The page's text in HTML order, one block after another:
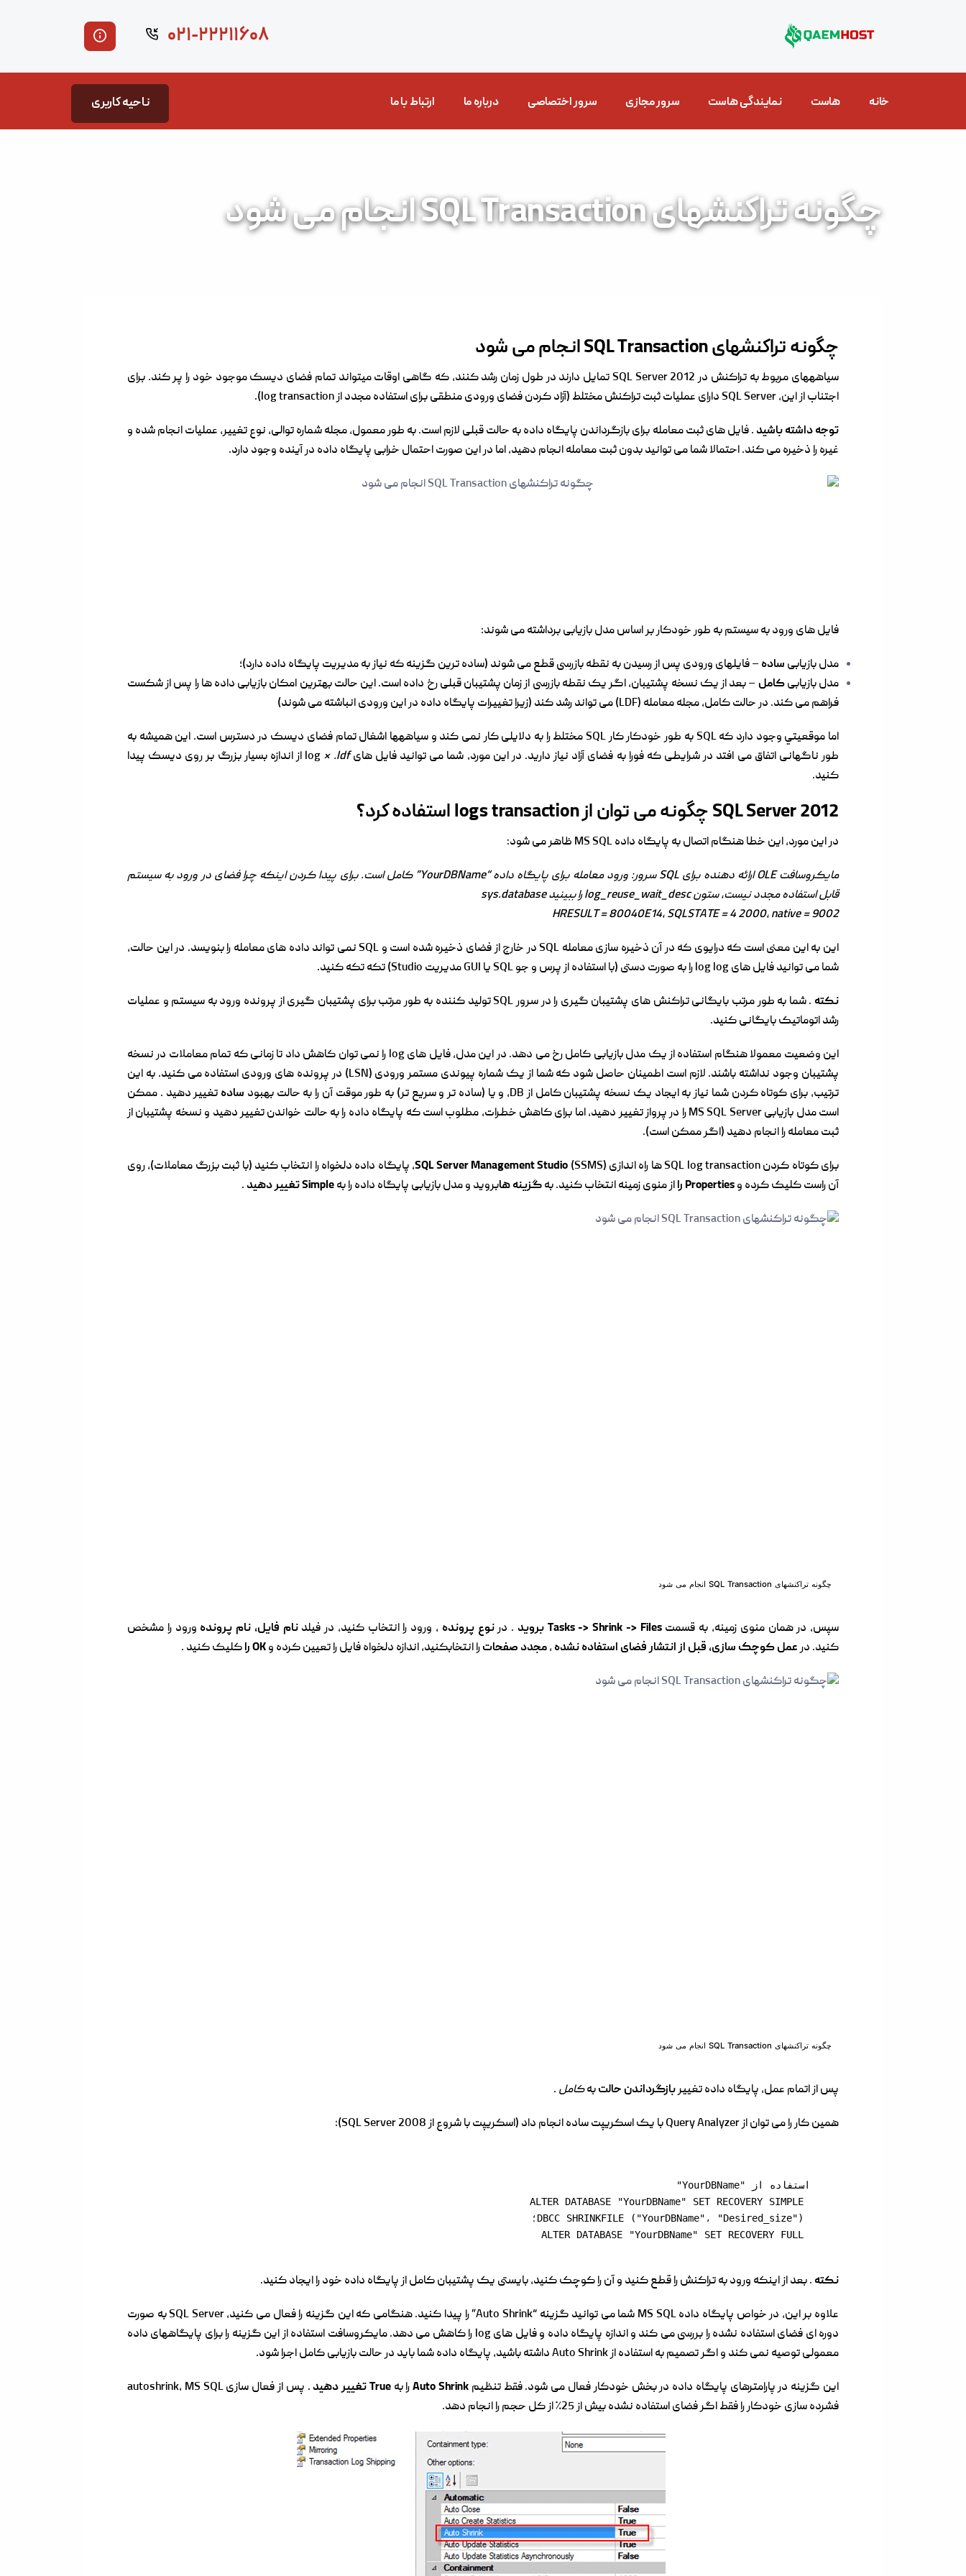
۰۲۱-۲۲۲۱۱۶۰۸
خانه هاست نمایندگی هاست سرور مجازی سرور اختصاصی درباره ما ارتباط با ما ناحیه کاربری
چگونه تراکنشهای SQL Transaction انجام می شود
چگونه تراکنشهای SQL Transaction انجام می شود
سیاهههای مربوط به تراکنش در SQL Server 2012 تمایل دارند در طول زمان رشد کنند، که گاهی اوقات میتواند تمام فضای دیسک موجود خود را پر کند. برای
اجتناب از این، SQL Server دارای عملیات ثبت تراکنش مختلط (آزاد کردن فضای ورودی منطقی برای استفاده مجدد از log transaction).
توجه داشته باشید . فایل های ثبت معامله برای بازگرداندن پایگاه داده به حالت قبلی لازم است. به طور معمول، مجله شماره توالی، نوع تغییر، عملیات انجام شده و
غیره را ذخیره می کند. احتمالا شما می توانید بدون ثبت معامله انجام دهید، اما در این صورت احتمال خرابی پایگاه داده در آینده وجود دارد.
فایل های ورود به سیستم به طور خودکار بر اساس مدل بازیابی برداشته می شوند:
مدل بازیابی ساده– فایلهای ورودی پس از رسیدن به نقطه بازرسی قطع می شوند (ساده ترین گزینه که نیاز به مدیریت پایگاه داده دارد)؛
مدل بازیابیکامل – بعد از یک نسخه پشتیبان، اگر یک نقطه بازرسی از زمان پشتیبان قبلی رخ داده است. این حالت بهترین امکان بازیابی داده ها را پس از شکست
فراهم می کند. در حالت کامل، مجله معامله (LDF) می تواند رشد کند (زیرا تغییرات پایگاه داده در این ورودی انباشته می شوند)
اما موقعيتي وجود دارد که SQL به طور خودکار کار SQL مختلط را به دلایلی کار نمی کند و سیاههها اشغال تمام فضای دیسک در دسترس است. این همیشه
به
طور ناگهانی اتفاق می افتد در شرایطی که فورا به فضای آزاد نیاز دارید. در این مورد، شما می توانید فایل های log* .ldf
از اندازه بسیار بزرگ بر روی دیسک پیدا
کنید.
SQL Server 2012 چگونه می توان از logs transaction استفاده کرد؟
در این مورد، این خطا هنگام اتصال به پایگاه داده MS SQL ظاهر می شود:
مایکروسافت OLE ارائه دهنده برای SQL سرور: ورود معامله برای پایگاه داده “YourDBName” کامل است. برای پیدا کردن اینکه چرا فضای در ورود به سیستم
قابل استفاده مجدد نیست، ستون log_reuse_wait_desc را ببینید sys.database
HRESULT = 80040E14، SQLSTATE = 4 2000، native = 9002
این به این معنی است که درایوی که در آن ذخیره سازی معامله SQL در خارج از فضای ذخیره شده است و SQL نمی تواند داده های معامله را بنویسد. در این حالت،
شما می توانید فایل های log log را به صورت دستی (با استفاده از پرس و جو SQL یا GUI مدیریت Studio) تکه تکه کنید.
نکته
. شما به طور مرتب بایگانی تراکنش های پشتیبان گیری را در سرور SQL تولید کننده به طور مرتب برای پشتیبان گیری از پرونده ورود به سیستم و عملیات
رشد اتوماتیک بایگانی کنید.
این وضعیت معمولا هنگام استفاده از یک مدل بازیابی کامل رخ می دهد. در این مدل، فایل های log را نمی توان کاهش داد تا زمانی که تمام معاملات در نسخه
پشتیبان وجود نداشته باشند. لازم است اطمینان حاصل شود که شما از یک شماره پیوندی مستمر ورودی (LSN) در پرونده های ورودی استفاده می کنید. به این
ترتیب، برای کوتاه کردن شما نیاز به ایجاد یک نسخه پشتیبان کامل از DB، و یا (ساده تر و سریع تر) به طور موقت آن را به حالت بهبود
ساده تغییر دهید . ممکن
است مدل بازیابی MS SQL Server را در پرواز تغییر دهید، اما برای کاهش خطرات، مطلوب است که پایگاه داده را به حالت خواندن تغییر دهید و نسخه پشتیبان از
ثبت معامله را انجام دهید (اگر ممکن است).
برای کوتاه کردن SQL log transaction ها راه اندازی SQL Server Management Studio(SSMS)، پایگاه داده دلخواه را انتخاب کنید (با ثبت بزرگ معاملات)، روی
آن راست کلیک کرده وProperties را از منوی زمینه انتخاب کنید. بهگزینه هابروید و مدل بازیابی پایگاه داده را بهSimple تغییر دهید .
چگونه تراکنشهای SQL Transaction انجام می شود
سپس، در همان منوی زمینه، به قسمتTasks -> Shrink -> Files بروید . درنوع پرونده ، ورود را انتخاب کنید، در فیلدنام فایل، نام پرونده ورود را مشخص
کنید. درعمل کوچک سازی، قبل از انتشار فضای استفاده نشده،مجدد صفحاترا انتخابکنید، اندازه دلخواه فایل را تعیین کرده وOK را کلیک کنید .
چگونه تراکنشهای SQL Transaction انجام می شود
پس از اتمام عمل، پایگاه داده تغییربازگرداندن حالتبهکامل .
همین کار را می توان از Query Analyzer با یک اسکریپت ساده انجام داد (اسکریپت با شروع از SQL Server 2008):
نکته . بعد از اینکه ورود به تراکنش را قطع کنید و آن را کوچک کنید، بایستی یک پشتیبان کامل از پایگاه داده خود را ایجاد کنید.
علاوه بر این، در خواص پایگاه داده MS SQL شما می توانید گزینه “Auto Shrink” را پیدا کنید. هنگامی که این گزینه را فعال می کنید، SQL Server به صورت
دوره ای فضای استفاده نشده را بررسی می کند و اندازه پایگاه داده و فایل های log را کاهش می دهد. مایکروسافت استفاده از این گزینه را برای پایگاههای داده
معمولی توصیه نمی کند و اگر تصمیم به استفاده از Auto Shrink داشته باشید، پایگاه داده شما باید در حالت بازیابی کامل اجرا شود.
این گزینه در پارامترهای پایگاه داده در بخش خودکار فعال می شود. فقط تنظیم Auto Shrinkرا بهTrue تغییر دهید
. پس از فعال سازی autoshrink، MS SQL
فشرده سازی خودکار را فقط اگر فضای استفاده نشده بیش از 25٪ از کل حجم را انجام دهد.